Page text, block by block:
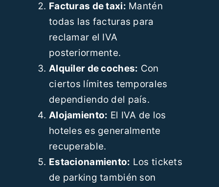
Facturas de taxi: Mantén
todas las facturas para
reclamar el IVA
posteriormente.
Alquiler de coches: Con
ciertos límites temporales
dependiendo del país.
Alojamiento: El IVA de los
hoteles es generalmente
recuperable.
Estacionamiento: Los tickets
de parking también son